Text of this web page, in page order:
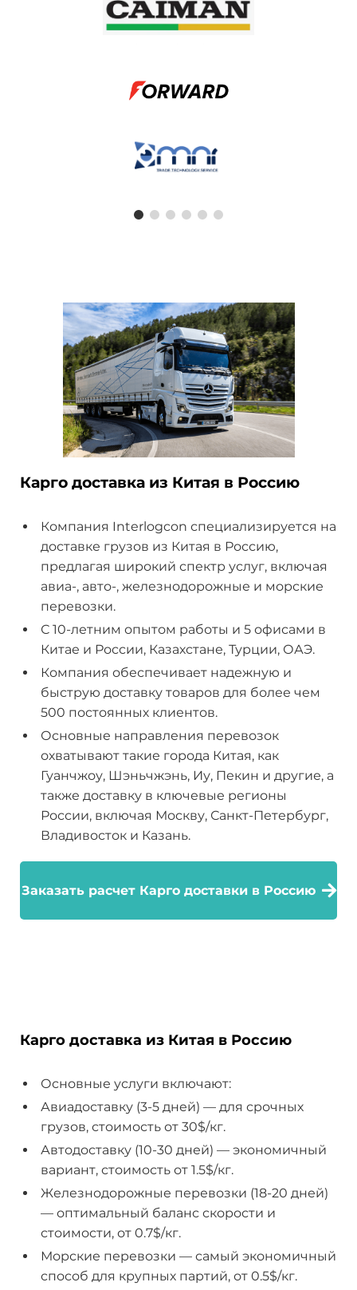
Карго доставка из Китая в Россию
Компания Interlogcon специализируется на
доставке грузов из Китая в Россию,
предлагая широкий спектр услуг, включая
авиа-, авто-, железнодорожные и морские
перевозки.
С 10-летним опытом работы и 5 офисами в
Китае и России, Казахстане, Турции, ОАЭ.
Компания обеспечивает надежную и
быструю доставку товаров для более чем
500 постоянных клиентов.
Основные направления перевозок
охватывают такие города Китая, как
Гуанчжоу, Шэньчжэнь, Иу, Пекин и другие, а
также доставку в ключевые регионы
России, включая Москву, Санкт-Петербург,
Владивосток и Казань.
Заказать расчет Карго доставки в Россию
Карго доставка из Китая в Россию
Основные услуги включают:
Авиадоставку (3-5 дней) — для срочных
грузов, стоимость от 30$/кг.
Автодоставку (10-30 дней) — экономичный
вариант, стоимость от 1.5$/кг.
Железнодорожные перевозки (18-20 дней)
— оптимальный баланс скорости и
стоимости, от 0.7$/кг.
Морские перевозки — самый экономичный
способ для крупных партий, от 0.5$/кг.